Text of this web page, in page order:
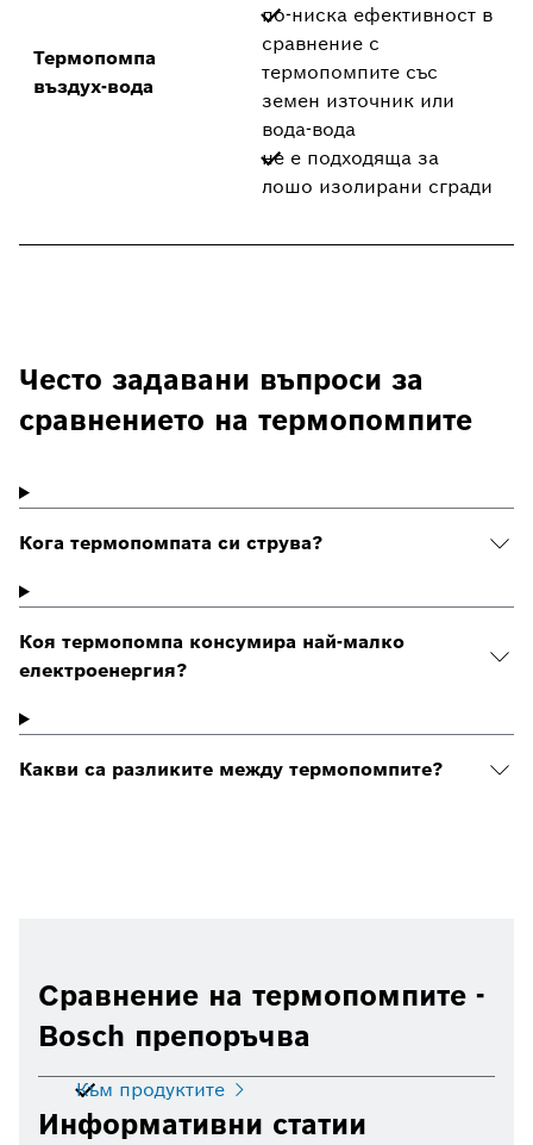
Термопомпа
въздух-вода
по-ниска ефективност в
сравнение с
термопомпите със
земен източник или
вода-вода
не е подходяща за
лошо изолирани сгради
Често задавани въпроси за
сравнението на термопомпите
Кога термопомпата си струва?
Коя термопомпа консумира най-малко
електроенергия?
Какви са разликите между термопомпите?
Сравнение на термопомпите -
Bosch препоръчва
Към продуктите
Информативни статии